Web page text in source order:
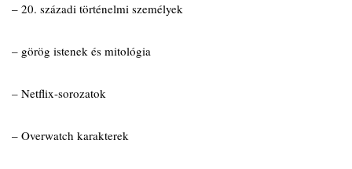
– 20. századi történelmi személyek
– görög istenek és mitológia
– Netflix-sorozatok
– Overwatch karakterek